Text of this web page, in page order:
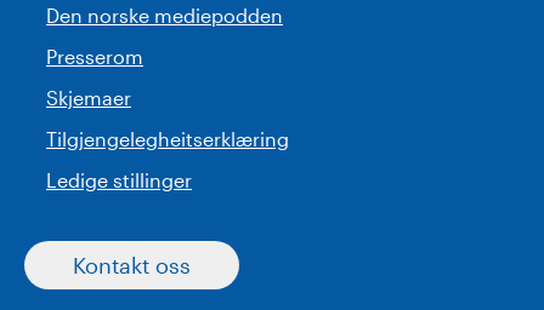
Den norske mediepodden
Presserom
Skjemaer
Tilgjengelegheitserklæring
Ledige stillinger
Kontakt oss